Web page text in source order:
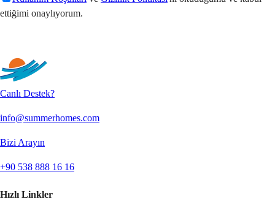
ettiğimi onaylıyorum.
Canlı Destek?
info@summerhomes.com
Bizi Arayın
+90 538 888 16 16
Hızlı Linkler